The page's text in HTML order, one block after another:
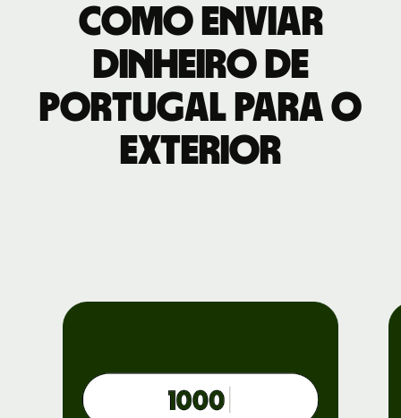
Como enviar
dinheiro de
Portugal para o
exterior